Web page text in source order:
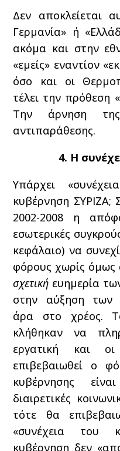
Δεν αποκλείεται
Γερμανία» ή
ακόμα και στην
«εμείς» εναντίον
όσο και οι
τέλει την πρόθεση
Την άρνηση της
αντιπαράθεσης.
4. Η
Υπάρχει
κυβέρνηση ΣΥΡΙΖΑ;
2002-2008 η
εσωτερικές
κεφάλαιο) να
φόρους χωρίς όμως
σχετική ευημερία
στην αύξηση των
άρα στο χρέος.
κλήθηκαν να
εργατική και
επιβεβαιωθεί ο
κυβέρνησης
διαιρετικές
τότε θα
«συνέχεια του
κυβέρνηση δεν